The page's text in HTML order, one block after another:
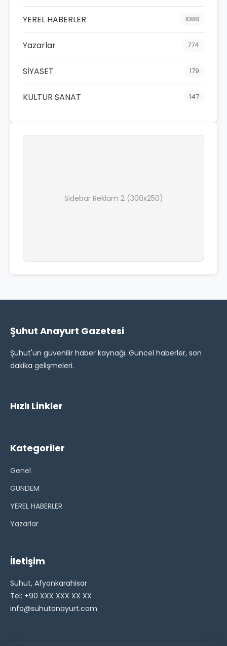
YEREL HABERLER 1088
Yazarlar 774
SİYASET 179
KÜLTÜR SANAT 147
Sidebar Reklam 2 (300x250)
Şuhut Anayurt Gazetesi
Şuhut'un güvenilir haber kaynağı. Güncel haberler, son
dakika gelişmeleri.
Hızlı Linkler
Kategoriler
Genel
GÜNDEM
YEREL HABERLER
Yazarlar
İletişim
Suhut, Afyonkarahisar
Tel: +90 XXX XXX XX XX
info@suhutanayurt.com